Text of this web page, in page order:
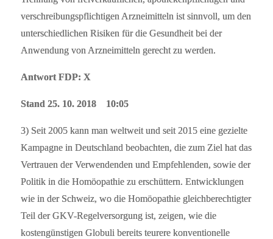
verschreibungspflichtigen Arzneimitteln ist sinnvoll, um den
unterschiedlichen Risiken für die Gesundheit bei der
Anwendung von Arzneimitteln gerecht zu werden.
Antwort FDP: X
Stand 25. 10. 2018 10:05
3) Seit 2005 kann man weltweit und seit 2015 eine gezielte
Kampagne in Deutschland beobachten, die zum Ziel hat das
Vertrauen der Verwendenden und Empfehlenden, sowie der
Politik in die Homöopathie zu erschüttern. Entwicklungen
wie in der Schweiz, wo die Homöopathie gleichberechtigter
Teil der GKV-Regelversorgung ist, zeigen, wie die
kostengünstigen Globuli bereits teurere konventionelle